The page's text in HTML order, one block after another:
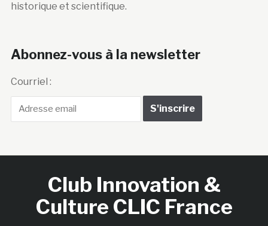
historique et scientifique.
Abonnez-vous à la newsletter
Courriel :
Club Innovation &
Culture CLIC France